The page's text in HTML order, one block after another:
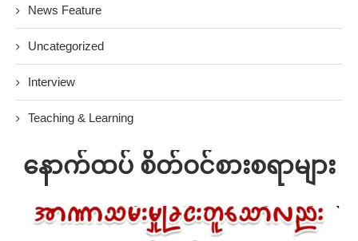
News Feature
Uncategorized
Interview
Teaching & Learning
နောက်ထပ် စိတ်ဝင်စားစရာများ